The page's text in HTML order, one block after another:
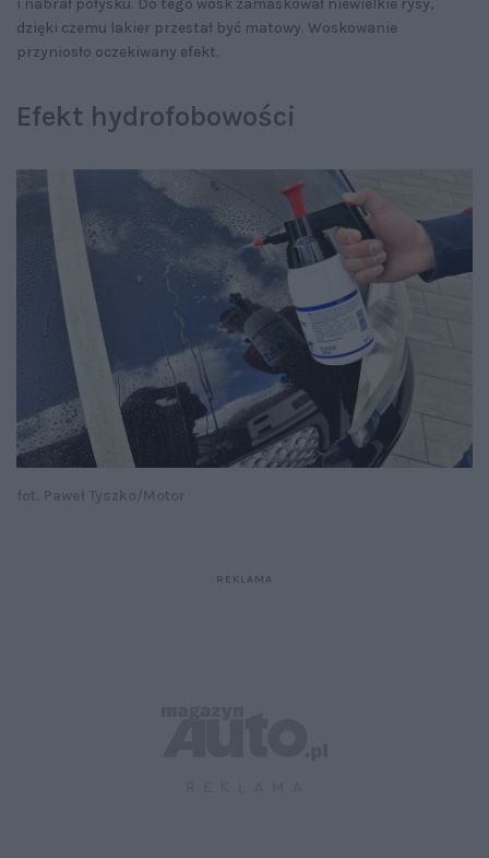
i nabrał połysku. Do tego wosk zamaskował niewielkie rysy,
dzięki czemu lakier przestał być matowy. Woskowanie
przyniosło oczekiwany efekt.
Efekt hydrofobowości